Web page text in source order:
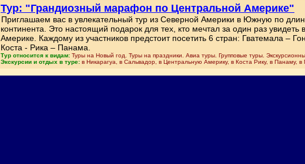
Тур: "Грандиозный марафон по Центральной Америке"
Приглашаем вас в увлекательный тур из Северной Америки в Южную по
континента. Это настоящий подарок для тех, кто мечтал за один раз
Америке. Каждому из участников предстоит посетить 6 стран: Гватемала –
Коста - Рика – Панама.
Тур относится к видам: Туры на Новый год. Туры на праздники. Авиа туры. Групповые туры.
Экскурсии и отдых в туре: в Никарагуа, в Сальвадор, в Центральную Америку, в Коста Рику, в Панаму,